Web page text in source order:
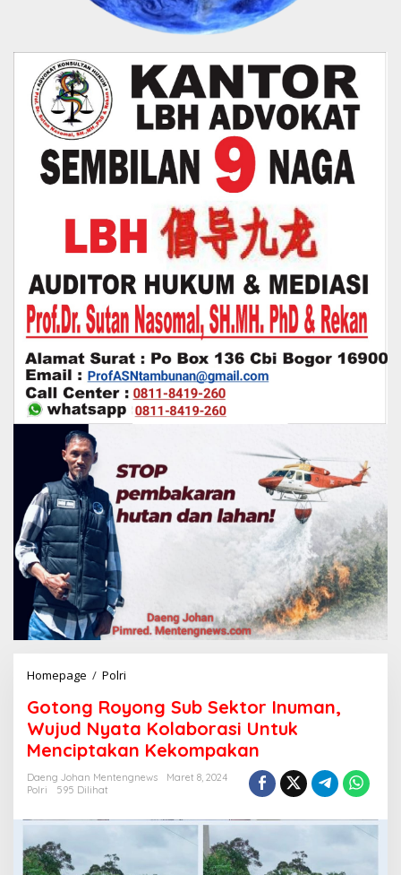
Homepage / Polri
t
o
n
g
R
o
o
Gotong Royong Sub Sektor Inuman,
Wujud Nyata Kolaborasi Untuk
Menciptakan Kekompakan
Daeng Johan Mentengnews
Maret 8, 2024
Polri
595 Dilihat